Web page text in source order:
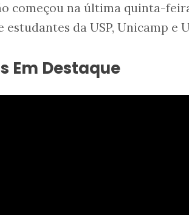
começou na última quinta-
estudantes da USP, Unicamp e
Em Destaque